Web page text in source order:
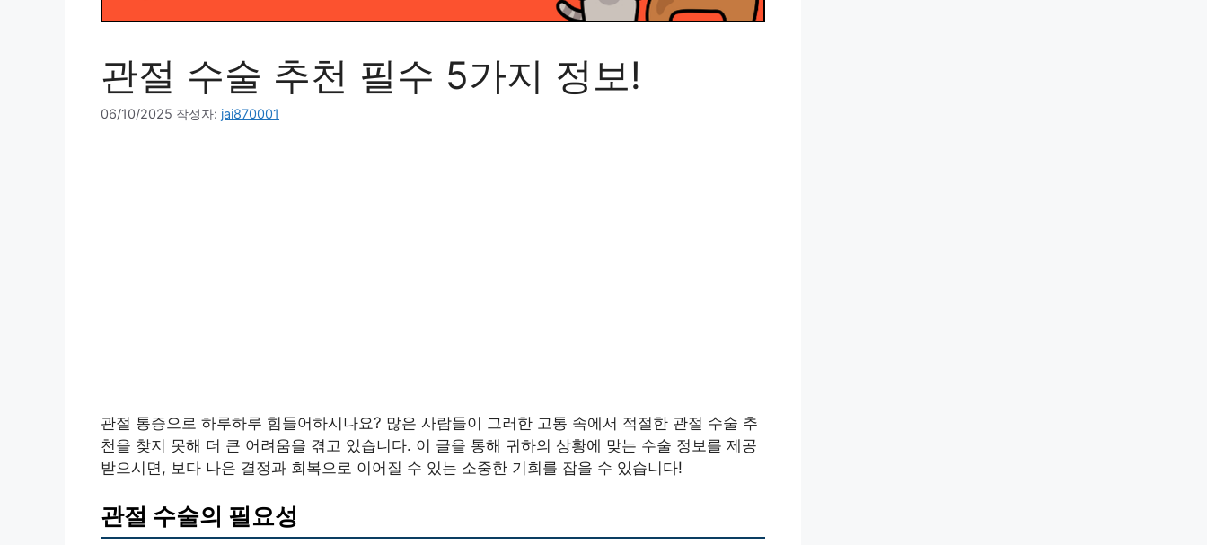
관절 수술 추천 필수 5가지 정보!
06/10/2025 작성자: jai870001
관절 통증으로 하루하루 힘들어하시나요? 많은 사람들이 그러한 고통 속에서 적절한 관절 수술 추
천을 찾지 못해 더 큰 어려움을 겪고 있습니다. 이 글을 통해 귀하의 상황에 맞는 수술 정보를 제공
받으시면, 보다 나은 결정과 회복으로 이어질 수 있는 소중한 기회를 잡을 수 있습니다!
관절 수술의 필요성